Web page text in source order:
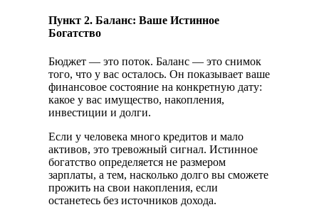
Пункт 2. Баланс: Ваше Истинное
Богатство
Бюджет — это поток. Баланс — это снимок
того, что у вас осталось. Он показывает ваше
финансовое состояние на конкретную дату:
какое у вас имущество, накопления,
инвестиции и долги.
Если у человека много кредитов и мало
активов, это тревожный сигнал. Истинное
богатство определяется не размером
зарплаты, а тем, насколько долго вы сможете
прожить на свои накопления, если
останетесь без источников дохода.